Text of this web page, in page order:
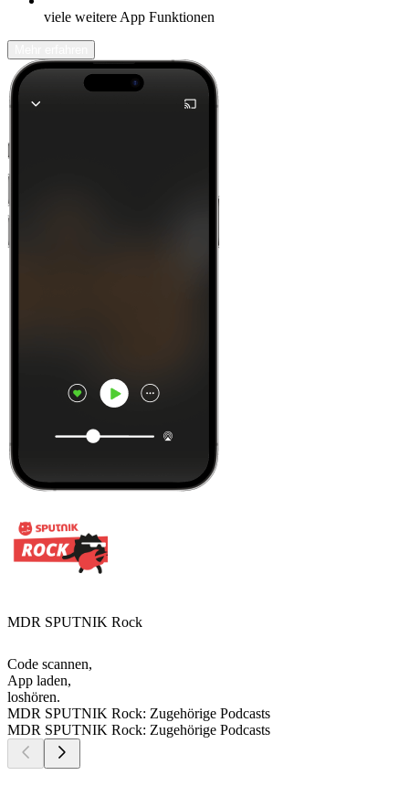
viele weitere App Funktionen
MDR SPUTNIK Rock
Code scannen,
App laden,
loshören.
MDR SPUTNIK Rock: Zugehörige Podcasts
MDR SPUTNIK Rock: Zugehörige Podcasts